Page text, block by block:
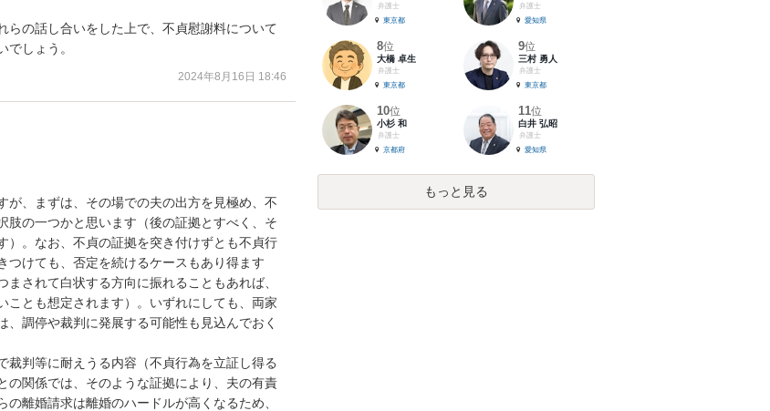
の話し合いをした上で、不貞慰謝料について
しょう。
2024年8月16日 18:46
が、まずは、その場での夫の出方を見極め、不
肢の一つかと思います（後の証拠とすべく、そ
）。なお、不貞の証拠を突き付けずとも不貞行
つけても、否定を続けるケースもあり得ます
まされて白状する方向に振れることもあれば、
とも想定されます）。いずれにしても、両家
調停や裁判に発展する可能性も見込んでおく
判等に耐えうる内容（不貞行為を立証し得る
関係では、そのような証拠により、夫の有責
離婚請求は離婚のハードルが高くなるため、
弁護士
東京都
弁護士
愛知県
8位
大橋 卓生
弁護士
東京都
9位
三村 勇人
弁護士
東京都
10位
小杉 和
弁護士
京都府
11位
白井 弘昭
弁護士
愛知県
もっと見る